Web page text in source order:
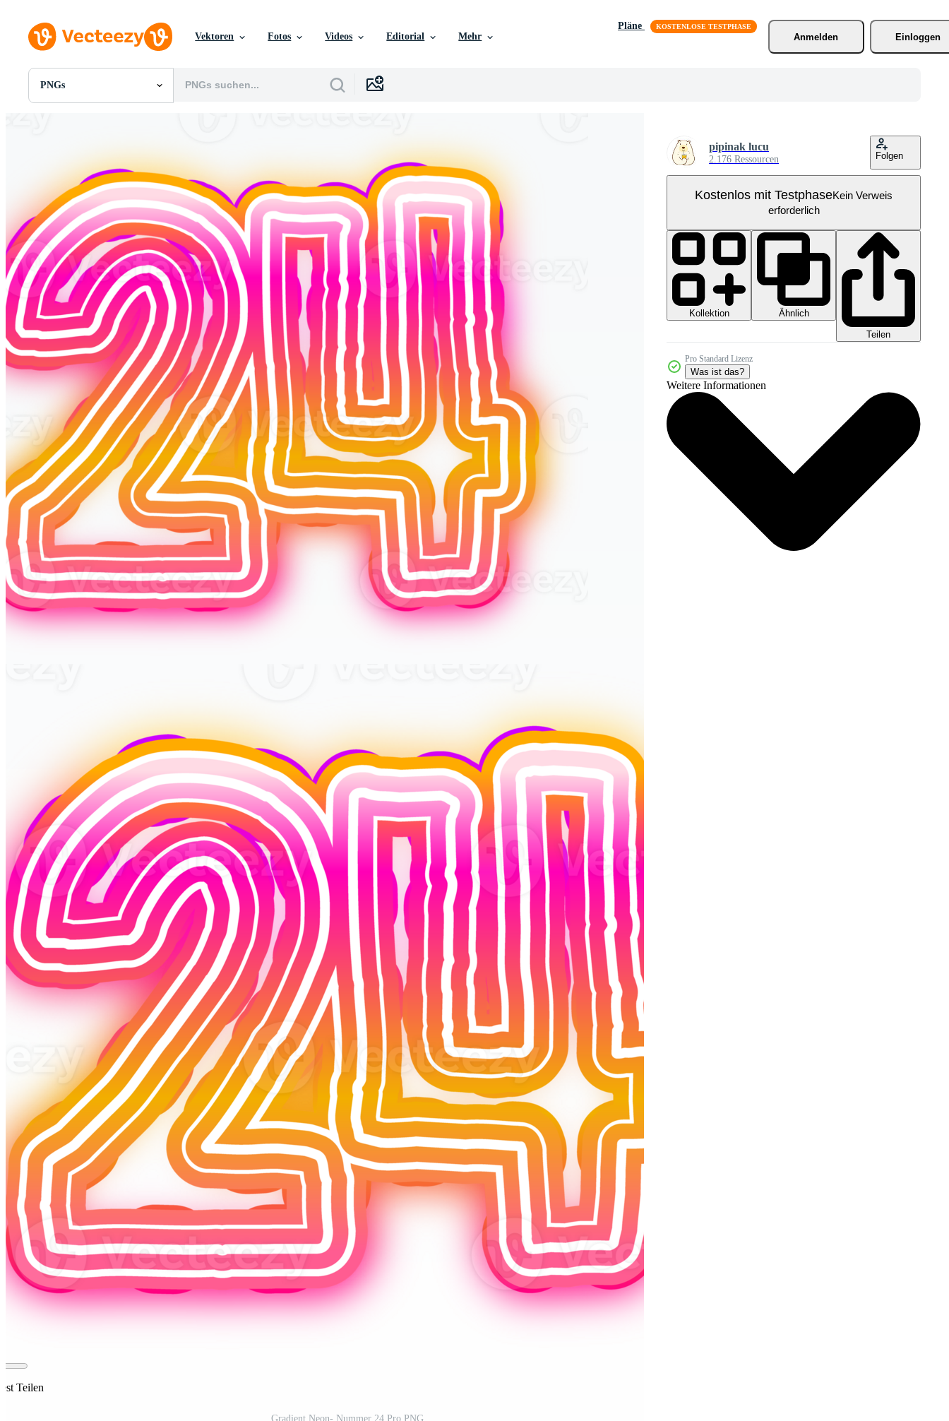
Vektoren Fotos Videos Editorial Mehr
Pläne
Anmelden
Einloggen
PNGs
Alle Bilder
Vorlagen
Vektoren
Videos
Motion Graphics
Redaktionelle Bilder
Redaktionelle Ereignisse
Teilen
Gradient Neon- Nummer 24 Pro PNG
pipinak lucu
2.176 Ressourcen Folgen
Kostenlos mit TestphaseKein Verweis
erforderlich
Kollektion
Ähnlich
Teilen
Pro Standard Lizenz
Was ist das?
Weitere Informationen